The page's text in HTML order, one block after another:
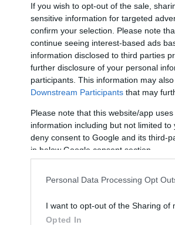
If you wish to opt-out of the sale,
sensitive information for targeted
confirm your selection. Please note
continue seeing interest-based ads
information disclosed to third parties
further disclosure of your personal
participants. This information may
Downstream Participants that may
Please note that this website/app
information including but not limited
deny consent to Google and its third-
in below Google consent section.
Personal Data Processing Opt
I want to opt-out of the Sharing of
Opted In
2013. november
(1990)
Shakespeare
kötelező
van nekünk
anyukája és
pedig több…